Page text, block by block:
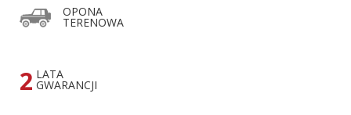
OPONA
TERENOWA
2 LATA
GWARANCJI